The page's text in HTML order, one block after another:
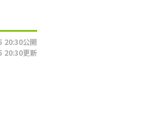
20:30公開
20:30更新